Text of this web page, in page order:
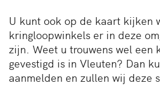
U kunt ook op de kaart kijken
kringloopwinkels er in deze
zijn. Weet u trouwens wel een
gevestigd is in Vleuten? Dan
aanmelden en zullen wij deze